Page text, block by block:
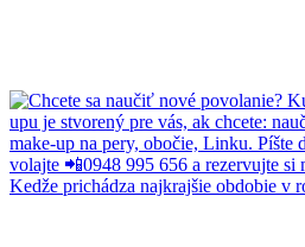
Kedže prichádza najkrajšie obdobie v